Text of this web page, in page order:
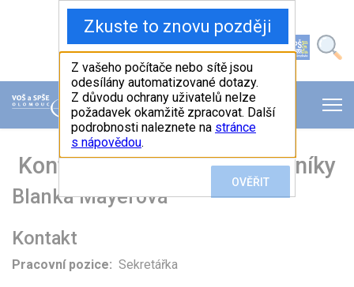
Hlavní menu Menu pro SPŠE Menu pro VOŠ
Kontakt na provozní pracovníky
Blanka Mayerová
Kontakt
Pracovní pozice: Sekretářka